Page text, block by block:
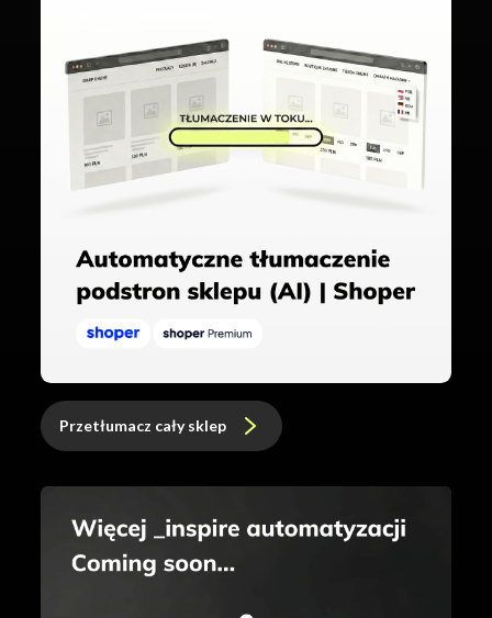
Przetłumacz cały sklep